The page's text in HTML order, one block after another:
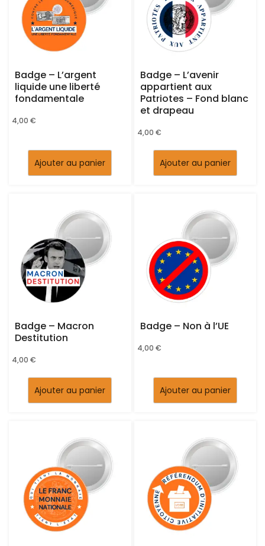
Badge – L’argent
liquide une liberté
fondamentale
4,00 €
Ajouter au panier
Badge – L’avenir
appartient aux
Patriotes – Fond blanc
et drapeau
4,00 €
Ajouter au panier
Badge – Macron
Destitution
4,00 €
Ajouter au panier
Badge – Non à l’UE
4,00 €
Ajouter au panier